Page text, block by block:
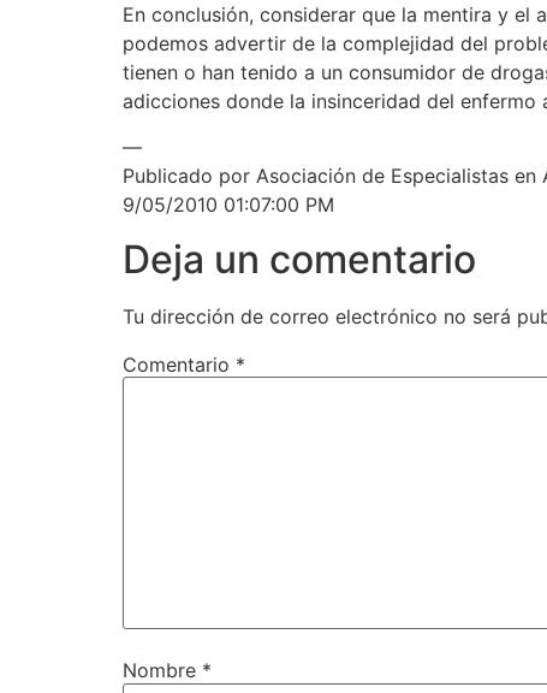
En conclusión, considerar que la mentira y el
podemos advertir de la complejidad del
tienen o han tenido a un consumidor de
adicciones donde la insinceridad del enfermo
—
Publicado por Asociación de Especialistas en
9/05/2010 01:07:00 PM
Deja un comentario
Tu dirección de correo electrónico no será
Comentario *
Nombre *